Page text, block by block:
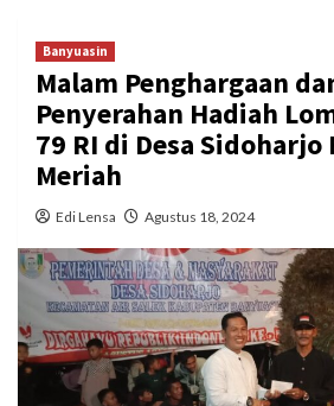
Banyuasin
Malam Penghargaan
Penyerahan Hadiah
79 RI di Desa
Meriah
Edi Lensa Agustus 18, 2024